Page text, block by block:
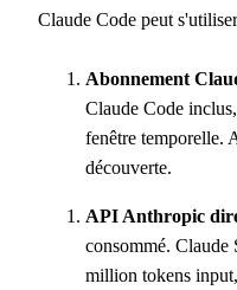
Claude Code peut
Abonnement
Claude Code
fenêtre temporelle.
découverte.
API Anthropic
consommé. Claude
million tokens